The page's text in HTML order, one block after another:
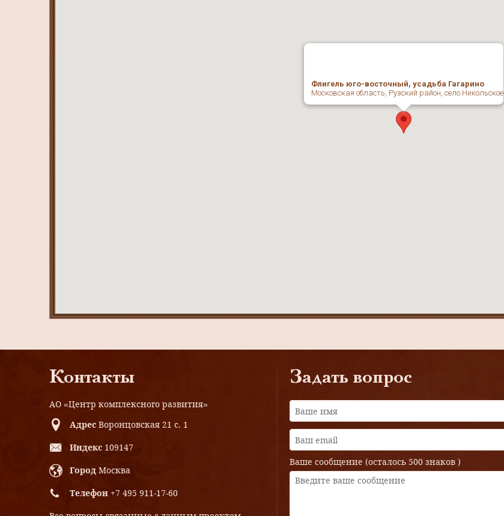
Флигель юго-восточный, усадьба Гагарино
Московская область, Рузский район, село Никольское
Контакты
АО «Центр комплексного развития»
Адрес Воронцовская 21 с. 1
Индекс 109147
Город Москва
Телефон +7 495 911-17-60
Задать вопрос
Ваше сообщение (осталось 500 знаков )